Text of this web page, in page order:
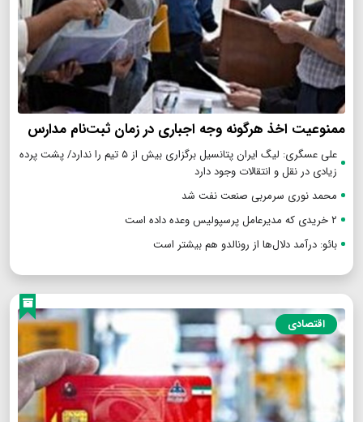
ممنوعیت اخذ هرگونه وجه اجباری در زمان ثبت‌نام مدارس
علی عسگری: لیگ ایران پتانسیل برگزاری بیش از ۵ تیم را ندارد/ پشت پرده
زیادی در نقل و انتقالات وجود دارد
محمد نوری سرمربی صنعت نفت شد
۲ خریدی که مدیرعامل پرسپولیس وعده داده است
بائو: درآمد دلال‌ها از رونالدو هم بیشتر است
اقتصادی